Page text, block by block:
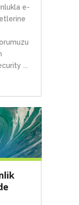
e-
...